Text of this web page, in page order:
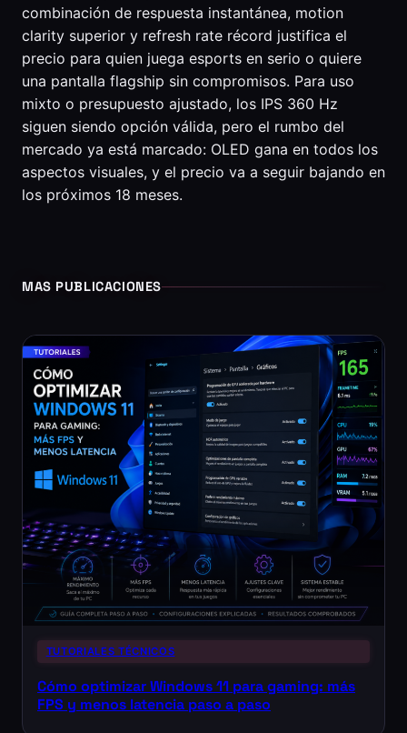
combinación de respuesta instantánea, motion
clarity superior y refresh rate récord justifica el
precio para quien juega esports en serio o quiere
una pantalla flagship sin compromisos. Para uso
mixto o presupuesto ajustado, los IPS 360 Hz
siguen siendo opción válida, pero el rumbo del
mercado ya está marcado: OLED gana en todos los
aspectos visuales, y el precio va a seguir bajando en
los próximos 18 meses.
MAS PUBLICACIONES
TUTORIALES TÉCNICOS
Cómo optimizar Windows 11 para gaming: más
FPS y menos latencia paso a paso